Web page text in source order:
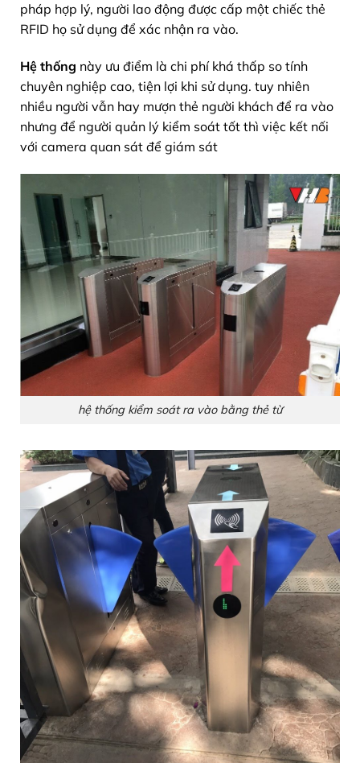
pháp hợp lý, người lao động được cấp một chiếc thẻ
RFID họ sử dụng để xác nhận ra vào.
Hệ thống này ưu điểm là chi phí khá thấp so tính
chuyên nghiệp cao, tiện lợi khi sử dụng. tuy nhiên
nhiều người vẫn hay mượn thẻ người khách để ra vào
nhưng để người quản lý kiểm soát tốt thì việc kết nối
với camera quan sát để giám sát
hệ thống kiểm soát ra vào bằng thẻ từ